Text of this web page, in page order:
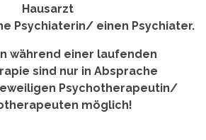
Hausarzt
Psychiaterin/ einen Psychiater.
während einer laufenden
sind nur in Absprache
Psychotherapeutin/
möglich!